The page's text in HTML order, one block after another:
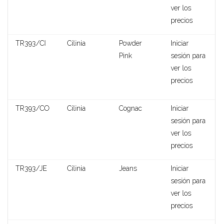
Rada
ver los
precios
TR393/CI Cilinia
Powder
Pink
Iniciar
sesión para
ver los
precios
TR393/CO Cilinia Cognac
Iniciar
sesión para
ver los
precios
TR393/JE Cilinia Jeans
Iniciar
sesión para
ver los
precios